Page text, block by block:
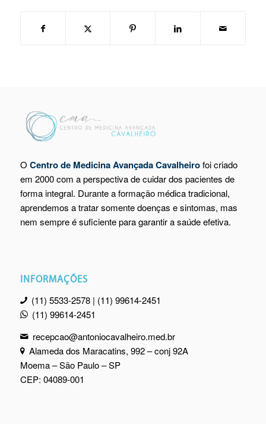
O Centro de Medicina Avançada Cavalheirofoi criado
em 2000 com a perspectiva de cuidar dos pacientes de
forma integral. Durante a formação médica tradicional,
aprendemos a tratar somente doenças e sintomas, mas
nem sempre é suficiente para garantir a saúde efetiva.
INFORMAÇÕES
(11) 5533-2578 | (11) 99614-2451
(11) 99614-2451
recepcao@antoniocavalheiro.med.br
Alameda dos Maracatins, 992 – conj 92A
Moema – São Paulo – SP
CEP: 04089-001